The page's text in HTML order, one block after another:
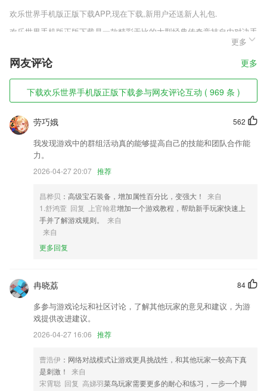
欢乐世界手机版正版下载APP,现在下载,新用户还送新人礼包.
欢乐世界手机版正版下载是一款精彩无比的大型经典传奇竞技自由对决手
游，全新精彩竞技玩法等待你的游玩，让你的实力得到更加非凡的提升，
更多非同一般的精彩对决玩法等待你的体验，在精彩的畅爽较量中，让你
的实力逐渐变得更强，更多的趣味玩法等待你的游玩体验。
欢乐世界手机版正版下载软件特色
1,大数运算支持
2,多种风格贴纸特效，个性十足，由你心情而定。
3,可以去进行单词的学习，里面还会进行课本的配套朗读，2265及时的提
供更多的一个翻译以及彩图。
4,飞机状态，参数实时显示，配合飞机控制手柄实现完美飞行体验，支持
5,无需操作，语音转发助手可自动识别您微信里的所有语音消息，并进行
导出存储；语音分类，语音重命名，方便整理查找与转发分享，让语音转
发更加便捷。
6,录入了标准的汉字发音，在这里可以学习标准的普通话；
1.丰富的功能，图特设计服务app使用操作简单。
2.测评、评估、辅导、干预
3.可带你轻松领略下棋的技术，为你提供教学服务的都是名师，掌握优质
的下棋知识。
5.·与智能AI对弈练习，助你迅速提升棋力，成为围棋高手。
6.·随时重新练习错题，打开错题集的话则可以对自己每个月份出现的错
更多
网友评论 更多
下载欢乐世界手机版正版下载参与网友评论互动 ( 969 条 )
562
劳巧娥
我发现游戏中的群组活动真的能够提高自己的技能和团队合作能
力。
2026-04-27 20:07 推荐
昌桦贝 ：高级宝石装备，增加属性百分比，变强大！
来自
1.舒鸿萱 回复 上官翰君增加一个游戏教程，帮助新手玩家快速上
手并了解游戏规则。
来自
来自
更多回复
84
冉晓荔
多参与游戏论坛和社区讨论，了解其他玩家的意见和建议，为游
戏提供改进建议。
2026-04-27 16:06 推荐
曹浩伊 ：网络对战模式让游戏更具挑战性，和其他玩家一较高下真
是刺激！
来自
宋霄聪 回复 高娣羽菜鸟玩家需要更多的耐心和练习，一步一个脚